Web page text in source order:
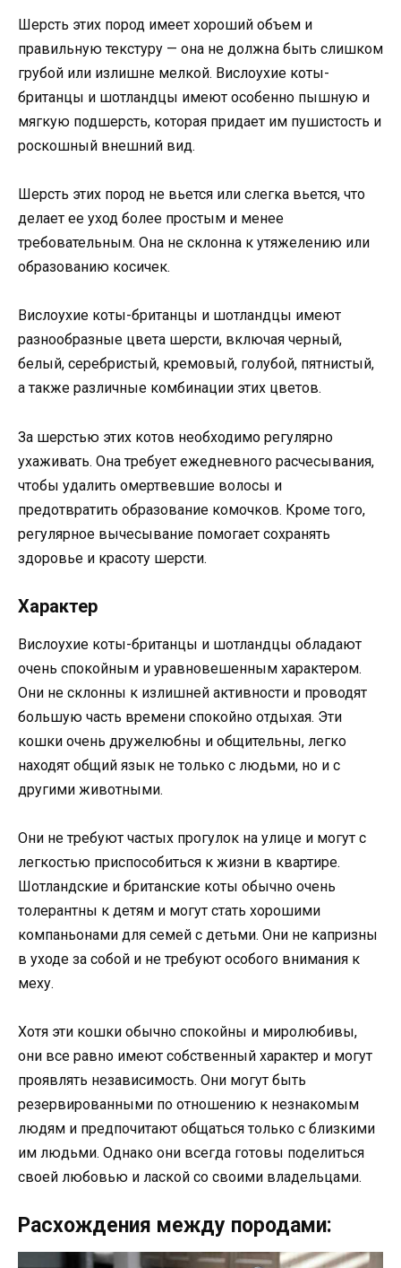
Шерсть этих пород имеет хороший объем и
правильную текстуру — она не должна быть слишком
грубой или излишне мелкой. Вислоухие коты-
британцы и шотландцы имеют особенно пышную и
мягкую подшерсть, которая придает им пушистость и
роскошный внешний вид.
Шерсть этих пород не вьется или слегка вьется, что
делает ее уход более простым и менее
требовательным. Она не склонна к утяжелению или
образованию косичек.
Вислоухие коты-британцы и шотландцы имеют
разнообразные цвета шерсти, включая черный,
белый, серебристый, кремовый, голубой, пятнистый,
а также различные комбинации этих цветов.
За шерстью этих котов необходимо регулярно
ухаживать. Она требует ежедневного расчесывания,
чтобы удалить омертвевшие волосы и
предотвратить образование комочков. Кроме того,
регулярное вычесывание помогает сохранять
здоровье и красоту шерсти.
Характер
Вислоухие коты-британцы и шотландцы обладают
очень спокойным и уравновешенным характером.
Они не склонны к излишней активности и проводят
большую часть времени спокойно отдыхая. Эти
кошки очень дружелюбны и общительны, легко
находят общий язык не только с людьми, но и с
другими животными.
Они не требуют частых прогулок на улице и могут с
легкостью приспособиться к жизни в квартире.
Шотландские и британские коты обычно очень
толерантны к детям и могут стать хорошими
компаньонами для семей с детьми. Они не капризны
в уходе за собой и не требуют особого внимания к
меху.
Хотя эти кошки обычно спокойны и миролюбивы,
они все равно имеют собственный характер и могут
проявлять независимость. Они могут быть
резервированными по отношению к незнакомым
людям и предпочитают общаться только с близкими
им людьми. Однако они всегда готовы поделиться
своей любовью и лаской со своими владельцами.
Расхождения между породами: